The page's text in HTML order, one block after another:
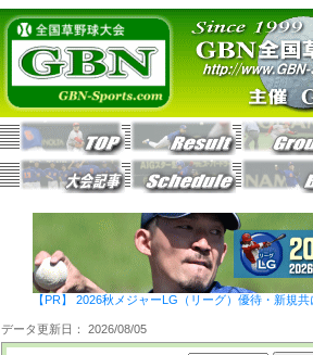
【PR】 2026秋メジャーLG（リーグ）優待・新規
データ更新日： 2026/08/05